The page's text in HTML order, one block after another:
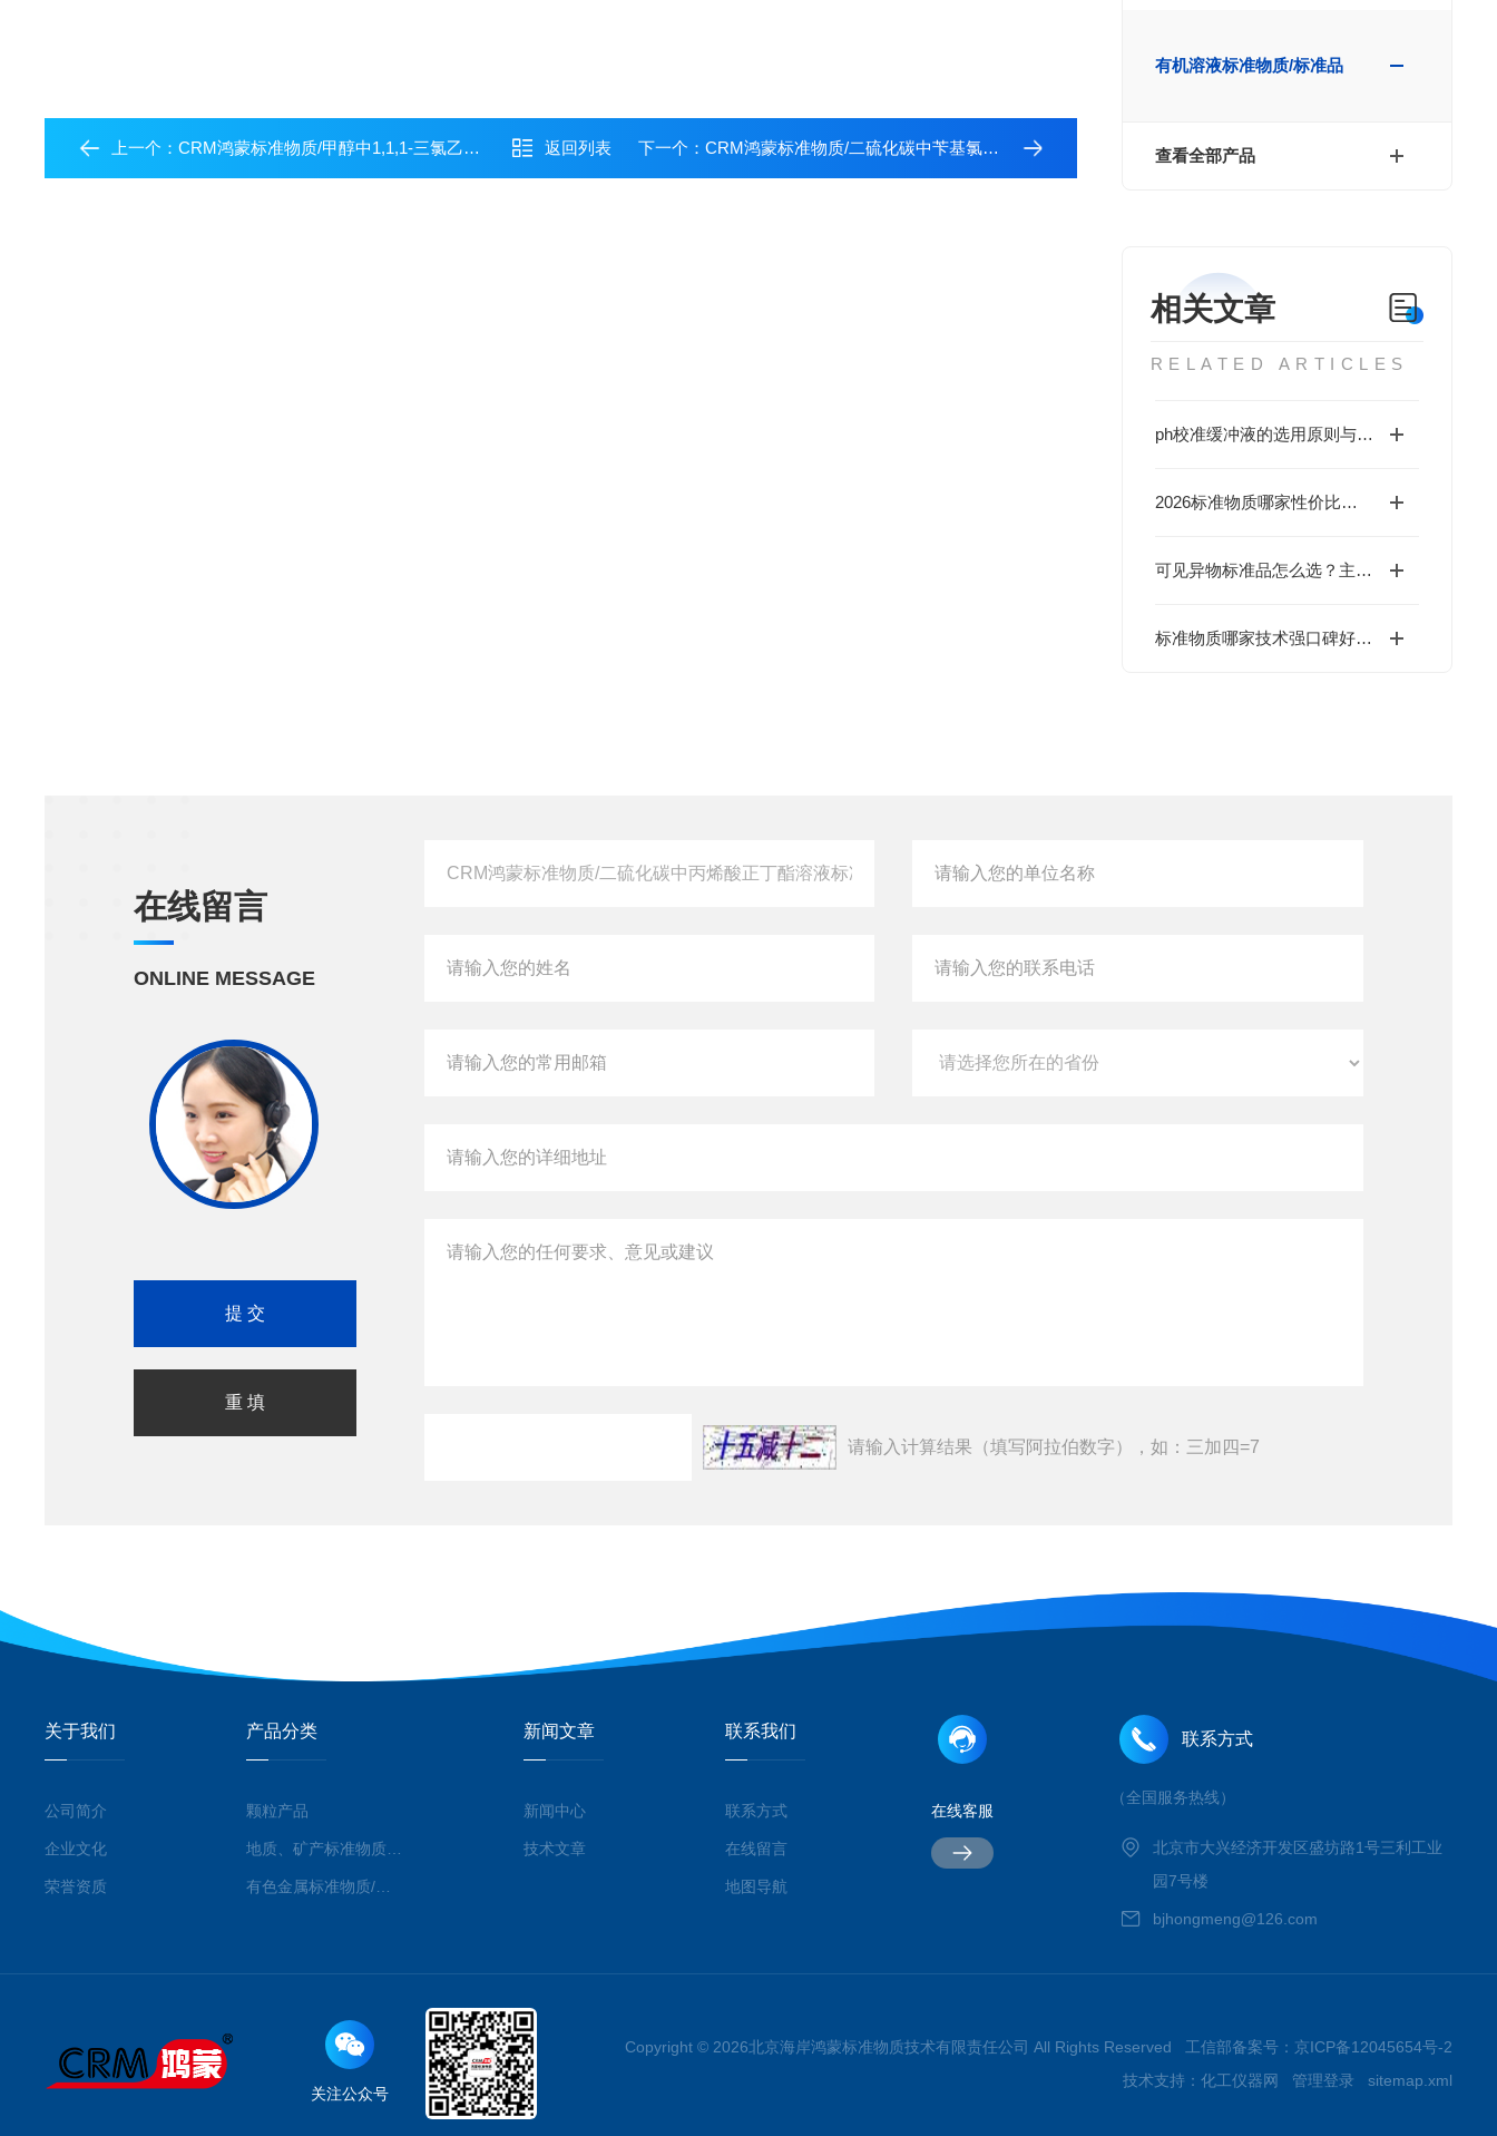
有机溶液标准物质/标准品
查看全部产品
相关文章
RELATED ARTICLES
ph校准缓冲液的选用原则与性能分析
2026标准物质哪家性价比高？北京海岸鸿蒙现货标物价格合理有优惠
可见异物标准品怎么选？主流品牌型号详解+生产厂家避坑指南
标准物质哪家技术强口碑好？海岸鸿蒙有特殊规格研制能力，免费咨询享特价优惠
上一个：CRM鸿蒙标准物质/甲醇中1,1,1-三氯乙烷溶液标准物质 返回列表 下一个： CRM鸿蒙标准物质/二硫化碳中苄基氯溶液标准物质
在线留言
ONLINE MESSAGE
请输入计算结果（填写阿拉伯数字），如：三加四=7
关于我们
公司简介
企业文化
荣誉资质
产品分类
颗粒产品
有色金属标准物质/标准品
新闻文章
新闻中心
技术文章
联系我们
联系方式
在线留言
地图导航
在线客服
联系方式
（全国服务热线）
北京市大兴经济开发区盛坊路1号三利工业
园7号楼
bjhongmeng@126.com
关注公众号
Copyright © 2026北京海岸鸿蒙标准物质技术有限责任公司 All Rights Reserved 工信部备案号： 京ICP备12045654号-2
技术支持： 化工仪器网 管理登录 sitemap.xml